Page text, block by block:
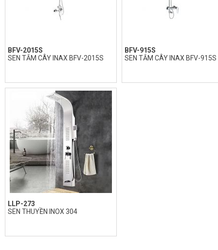
BFV-2015S
SEN TẮM CÂY INAX BFV-2015S
BFV-915S
SEN TẮM CÂY INAX BFV-915S
LLP-273
SEN THUYỀN INOX 304